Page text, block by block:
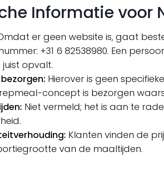
Informatie voor
er geen website is, gaat
+31 6 82538980. Een
opvalt.
Hierover is geen
concept is bezorgen
Niet vermeld; het is aan te
Klanten vinden de
van de maaltijden.